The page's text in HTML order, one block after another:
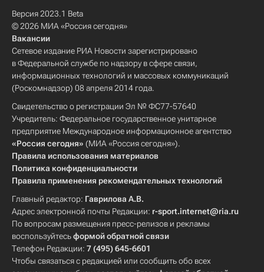
Версия 2023.1 Beta
© 2026 МИА «Россия сегодня»
Вакансии
Сетевое издание РИА Новости зарегистрировано
в Федеральной службе по надзору в сфере связи,
информационных технологий и массовых коммуникаций
(Роскомнадзор) 08 апреля 2014 года.
Свидетельство о регистрации Эл № ФС77-57640
Учредитель: Федеральное государственное унитарное
предприятие Международное информационное агентство
«Россия сегодня» (МИА «Россия сегодня»).
Правила использования материалов
Политика конфиденциальности
Правила применения рекомендательных технологий
Главный редактор: Гаврилова А.В.
Адрес электронной почты Редакции: r-sport.internet@ria.ru
По вопросам размещения пресс-релизов и рекламы
воспользуйтесьформой обратной связи
Телефон Редакции: 7 (495) 645-6601
Чтобы связаться с редакцией или сообщить обо всех